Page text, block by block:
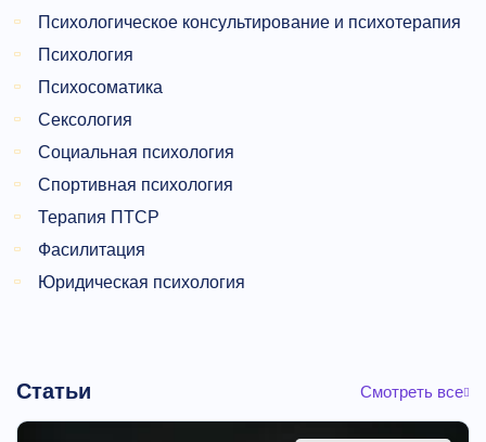
Психологическое консультирование и психотерапия
Психология
Психосоматика
Сексология
Социальная психология
Спортивная психология
Терапия ПТСР
Фасилитация
Юридическая психология
Статьи Смотреть все